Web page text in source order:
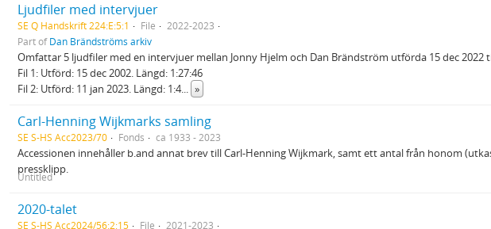
Ljudfiler med intervjuer
SE Q Handskrift 224:E:5:1 File
2022-2023
Part ofDan Brändströms arkiv
Omfattar 5 ljudfiler med en intervjuer mellan Jonny Hjelm och Dan Brändström utförda 15 dec
Fil 1: Utförd: 15 dec 2002. Längd: 1:27:46
Fil 2: Utförd: 11 jan 2023. Längd: 1:4... »
Carl-Henning Wijkmarks samling
SE S-HS Acc2023/70 Fonds ca 1933 - 2023
Accessionen innehåller b.and annat brev till Carl-Henning Wijkmark, samt ett antal från honom
pressklipp.
Untitled
2020-talet
SE S-HS Acc2024/56:2:15 File
2021-2023